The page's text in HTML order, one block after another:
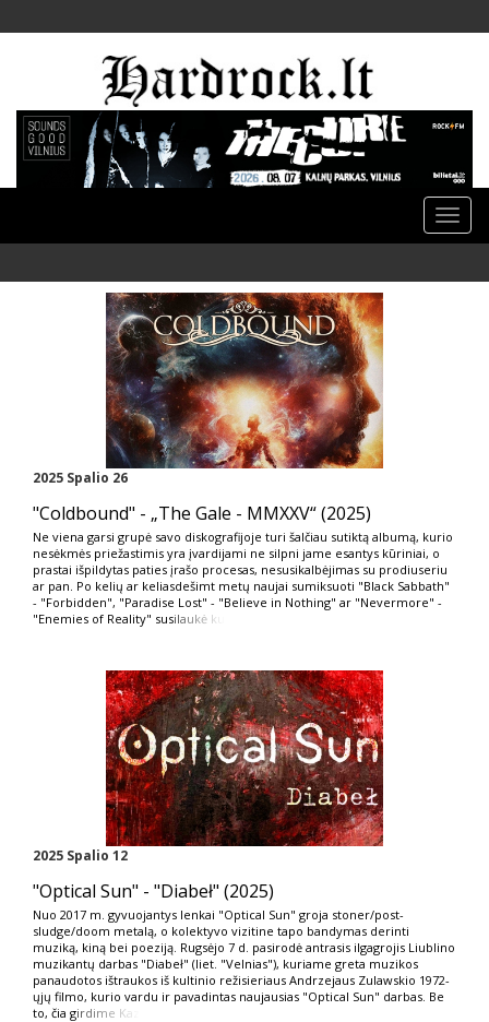
Toggle
2025 Spalio 26
"Coldbound" - „The Gale - MMXXV“ (2025)
Ne viena garsi grupė savo diskografijoje turi šalčiau sutiktą albumą, kurio
nesėkmės priežastimis yra įvardijami ne silpni jame esantys kūriniai, o
prastai išpildytas paties įrašo procesas, nesusikalbėjimas su prodiuseriu
ar pan. Po kelių ar keliasdešimt metų naujai sumiksuoti "Black Sabbath"
- "Forbidden", "Paradise Lost" - "Believe in Nothing" ar "Nevermore" -
"Enemies of Reality" susilaukė ku
2025 Spalio 12
"Optical Sun" - "Diabeł" (2025)
Nuo 2017 m. gyvuojantys lenkai "Optical Sun" groja stoner/post-
sludge/doom metalą, o kolektyvo vizitine tapo bandymas derinti
muziką, kiną bei poeziją. Rugsėjo 7 d. pasirodė antrasis ilgagrojis Liublino
muzikantų darbas "Diabeł" (liet. "Velnias"), kuriame greta muzikos
panaudotos ištraukos iš kultinio režisieriaus Andrzejaus Zulawskio 1972-
ųjų filmo, kurio vardu ir pavadintas naujausias "Optical Sun" darbas. Be
to, čia girdime Kaz